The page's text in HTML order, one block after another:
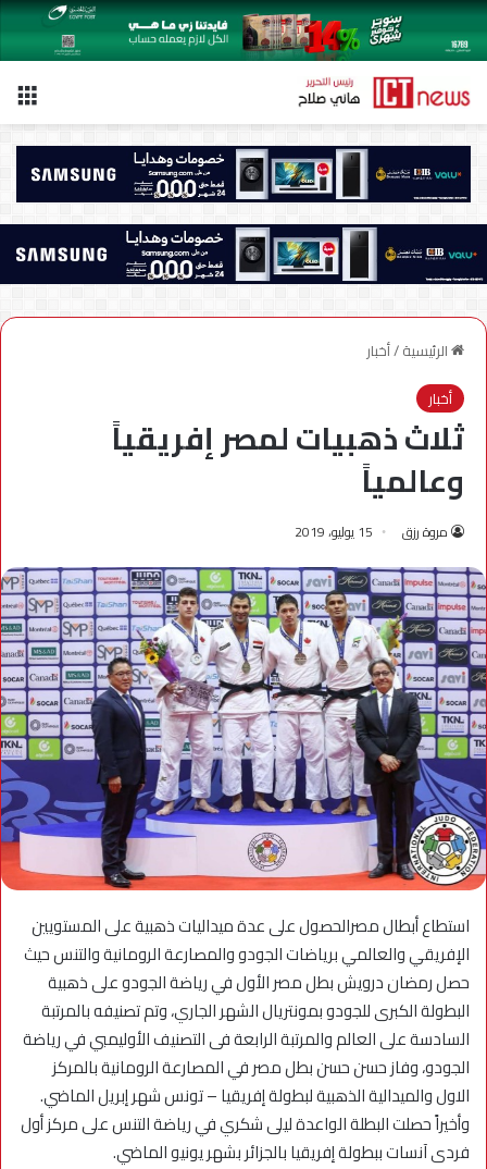
الرئيسية/أخبار
أخبار
ثلاث ذهبيات لمصر إفريقياً
وعالمياً
مروة رزق 15 يوليو، 2019
استطاع أبطال مصرالحصول على عدة ميداليات ذهبية على المستويين
الإفريقي والعالمي برياضات الجودو والمصارعة الرومانية والتنس حيث
حصل رمضان درويش بطل مصر الأول في رياضة الجودو على ذهبية
البطولة الكبرى للجودو بمونتريال الشهر الجاري، وتم تصنيفه بالمرتبة
السادسة على العالم والمرتبة الرابعة فى التصنيف الأوليمبي في رياضة
الجودو، وفاز حسن حسن بطل مصر في المصارعة الرومانية بالمركز
الاول والميدالية الذهبية لبطولة إفريقيا – تونس شهر إبريل الماضي.
وأخيراً حصلت البطلة الواعدة ليلى شكري في رياضة التنس على مركز أول
فردى آنسات ببطولة إفريقيا بالجزائر بشهر يونيو الماضي.